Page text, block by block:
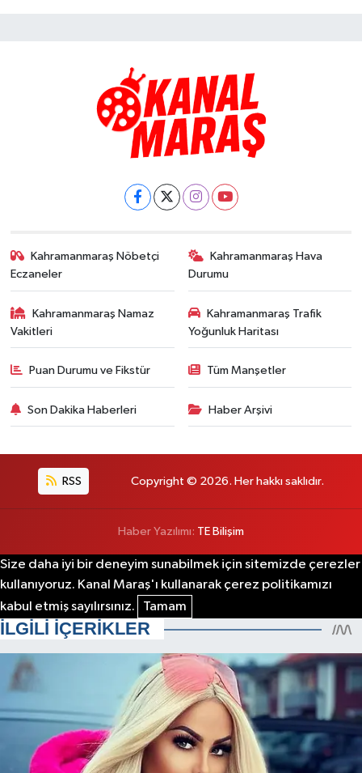
Kahramanmaraş Nöbetçi
Eczaneler
Kahramanmaraş Hava
Durumu
Kahramanmaraş Namaz
Vakitleri
Kahramanmaraş Trafik
Yoğunluk Haritası
Puan Durumu ve Fikstür Tüm Manşetler
Son Dakika Haberleri Haber Arşivi
RSS Copyright © 2026. Her hakkı saklıdır.
Haber Yazılımı: TE Bilişim
Size daha iyi bir deneyim sunabilmek için sitemizde çerezler
kullanıyoruz. Kanal Maraş'ı kullanarak çerez politikamızı
kabul etmiş sayılırsınız.
Tamam